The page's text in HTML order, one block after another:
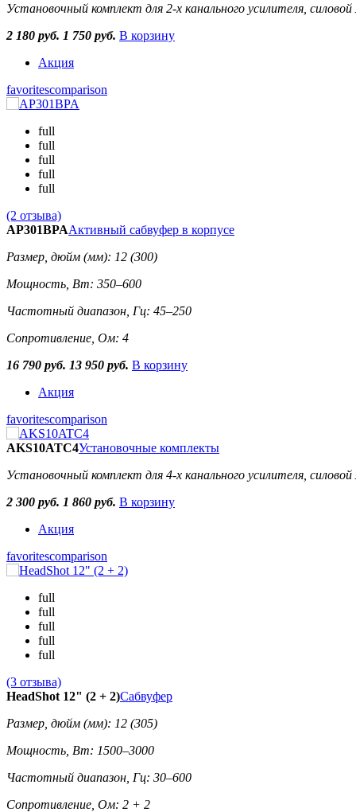
Установочный комплект для 2-х канального усилителя,
2 180 руб. 1 750 руб. В корзину
Акция
favoritescomparison
full
full
full
full
full
(2 отзыва)
AP301BPAАктивный сабвуфер в корпусе
Размер, дюйм (мм): 12 (300)
Мощность, Вт: 350–600
Частотный диапазон, Гц: 45–250
Сопротивление, Ом: 4
16 790 руб. 13 950 руб. В корзину
Акция
favoritescomparison
AKS10ATC4Установочные комплекты
Установочный комплект для 4-х канального усилителя,
2 300 руб. 1 860 руб. В корзину
Акция
favoritescomparison
full
full
full
full
full
(3 отзыва)
HeadShot 12" (2 + 2)Сабвуфер
Размер, дюйм (мм): 12 (305)
Мощность, Вт: 1500–3000
Частотный диапазон, Гц: 30–600
Сопротивление, Ом: 2 + 2